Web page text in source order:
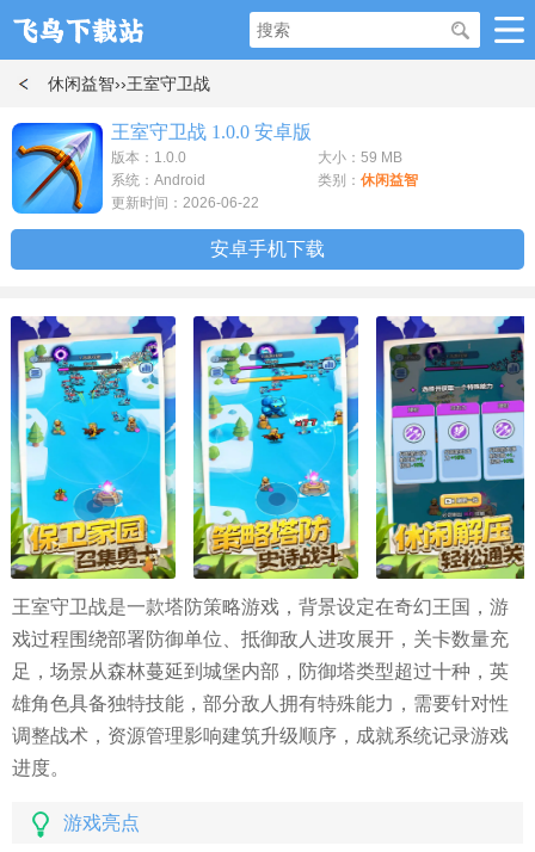
休闲益智››王室守卫战
王室守卫战 1.0.0 安卓版
版本：1.0.0
大小：59 MB
系统：Android
类别： 休闲益智
更新时间：2026-06-22
安卓手机下载
王室守卫战是一款塔防策略游戏，背景设定在奇幻王国，游
戏过程围绕部署防御单位、抵御敌人进攻展开，关卡数量充
足，场景从森林蔓延到城堡内部，防御塔类型超过十种，英
雄角色具备独特技能，部分敌人拥有特殊能力，需要针对性
调整战术，资源管理影响建筑升级顺序，成就系统记录游戏
进度。
游戏亮点